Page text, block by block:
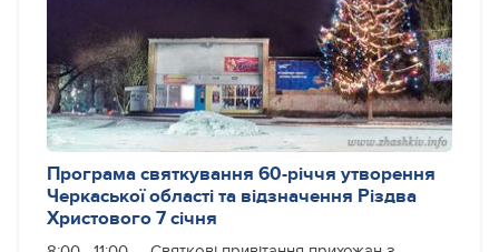
Програма святкування 60-річчя утворення
Черкаської області та відзначення Різдва
Христового 7 січня